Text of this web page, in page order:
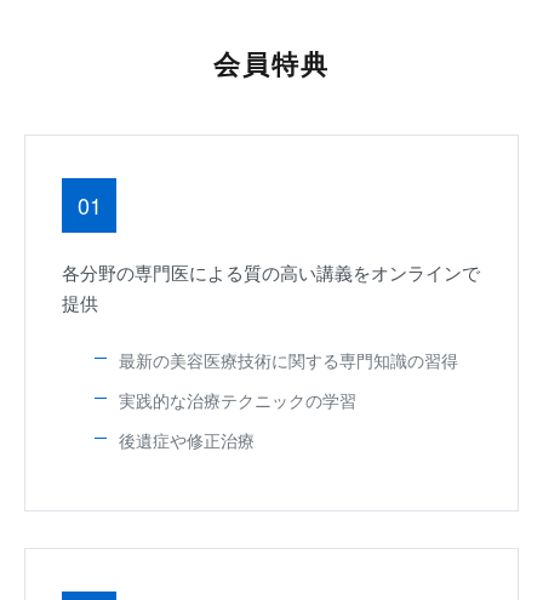
会員特典
01
各分野の専門医による質の高い講義をオンラインで
提供
最新の美容医療技術に関する専門知識の習得
実践的な治療テクニックの学習
後遺症や修正治療